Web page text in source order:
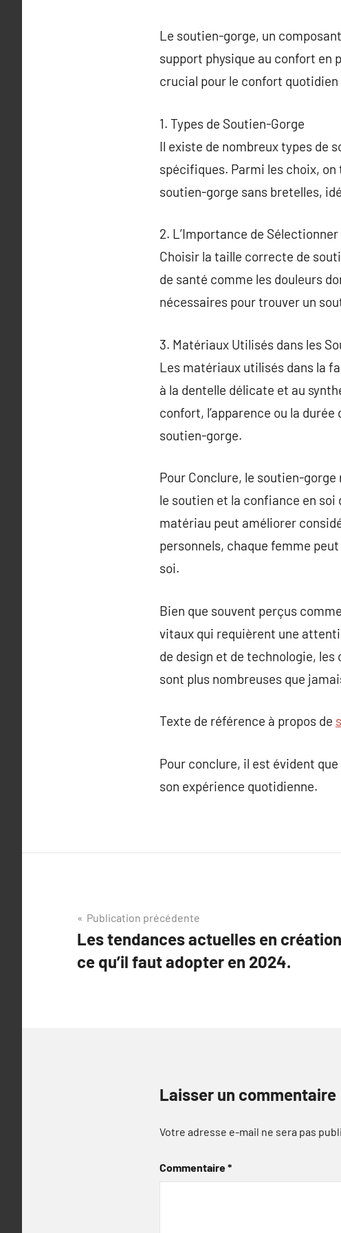
Le soutien-gorge, un
support physique au confort en
crucial pour le confort quotidien
1. Types de Soutien-Gorge
Il existe de nombreux types de
spécifiques. Parmi les choix,
soutien-gorge sans bretelles,
2. L’Importance de
Choisir la taille correcte de
de santé comme les douleurs
nécessaires pour trouver un
3. Matériaux Utilisés dans les
Les matériaux utilisés dans la
à la dentelle délicate et au
confort, l’apparence ou la
soutien-gorge.
Pour Conclure, le soutien-
le soutien et la confiance en
matériau peut améliorer
personnels, chaque femme
soi.
Bien que souvent perçus
vitaux qui requièrent une
de design et de technologie,
sont plus nombreuses que
Texte de référence à propos de
Pour conclure, il est évident
son expérience quotidienne.
Navigation
de
l’article
Publication précédente
Les tendances actuelles en
ce qu’il faut adopter en 2024.
Laisser un commentaire
Votre adresse e-mail ne sera pas
Commentaire*